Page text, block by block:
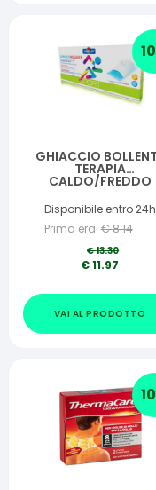
10
GHIACCIO
TERAPIA
CALDO/FREDDO
13X28
Disponibile entro 24h
Prima era: €8.14
€13.30
€11.97
VAI AL PRODOTTO
10